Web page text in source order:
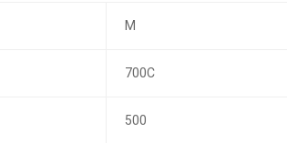
M
700C
500